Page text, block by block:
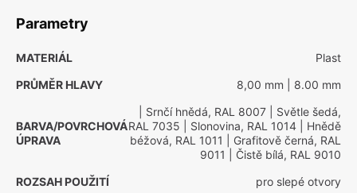
Parametry
MATERIÁL
Plast
PRŮMĚR HLAVY
8,00 mm | 8.00 mm
BARVA/POVRCHOVÁ
ÚPRAVA
| Srnčí hnědá, RAL 8007 | Světle šedá,
RAL 7035 | Slonovina, RAL 1014 | Hnědě
béžová, RAL 1011
| Grafitově černá, RAL
9011
| Čistě bílá, RAL 9010
ROZSAH POUŽITÍ
pro slepé otvory